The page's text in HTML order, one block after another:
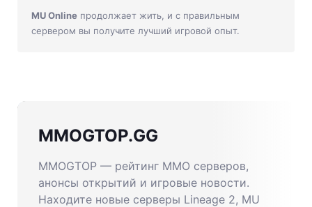
MU Online продолжает жить, и с правильным
сервером вы получите лучший игровой опыт.
MMOGTOP.GG
MMOGTOP — рейтинг MMO серверов,
анонсы открытий и игровые новости.
Находите новые серверы Lineage 2, MU